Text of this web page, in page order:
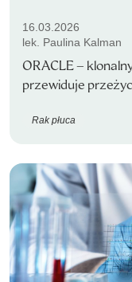
16.03.2026
lek. Paulina Kalman
ORACLE –
przewiduje
Rak płuca